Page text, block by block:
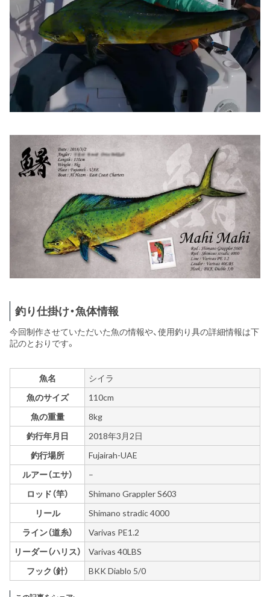
釣り仕掛け・魚体情報
今回制作させていただいた魚の情報や、使用釣り具の詳細情報は下
記のとおりです。
魚名
シイラ
魚のサイズ
110cm
魚の重量
8kg
釣行年月日
2018年3月2日
釣行場所
Fujairah-UAE
ルアー（エサ）
–
ロッド（竿）
Shimano Grappler S603
リール
Shimano stradic 4000
ライン（道糸）
Varivas PE1.2
リーダー（ハリス）
Varivas 40LBS
フック（針）
BKK Diablo 5/0